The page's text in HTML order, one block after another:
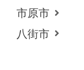
市原市
八街市